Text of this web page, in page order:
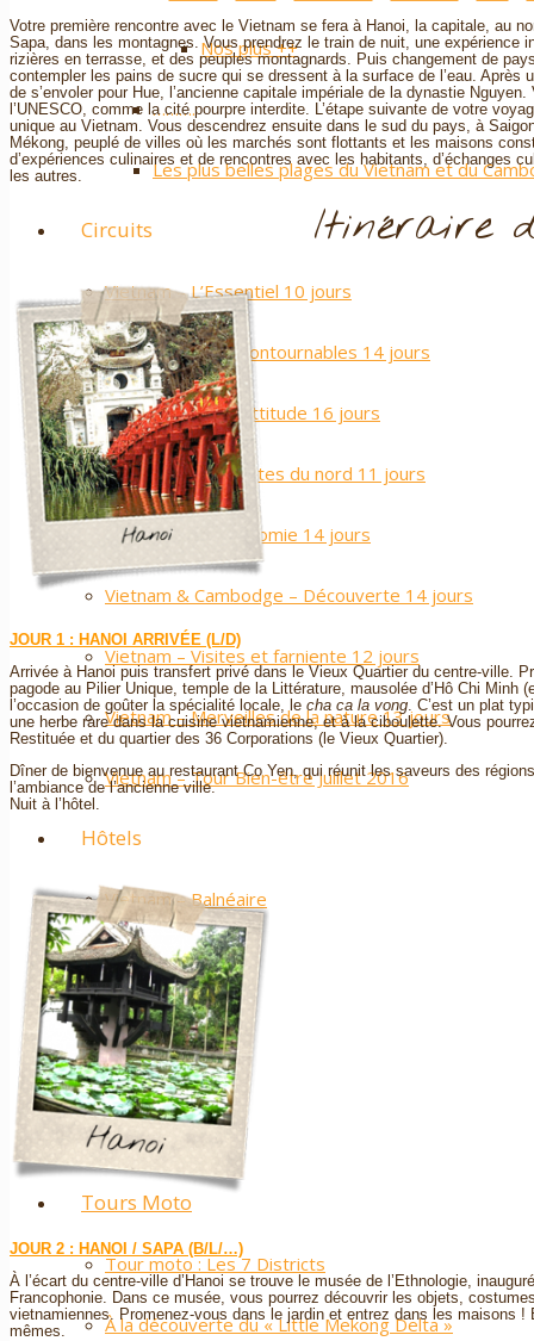
Nos plus ++
……….
Les plus belles plages du Vietnam et du
Circuits
Vietnam – L’Essentiel 10 jours
Vietnam – Les Incontournables 14 jours
Vietnam – Sport Attitude 16 jours
Vietnam – Les Routes du nord 11 jours
Vietnam – Gastronomie 14 jours
Vietnam & Cambodge – Découverte 14 jours
Vietnam – Visites et farniente 12 jours
Vietnam – Merveilles de la nature 13 jours
Vietnam – Tour Bien-être Juillet 2016
Hôtels
Vietnam – Balnéaire
Vietnam – Nature
Vietnam – Ville
Cambodge
Laos
Tours Moto
Tour moto : Les 7 Districts
À la découverte du « Little Mekong Delta »
Votre première rencontre avec le Vietnam se fera à Hanoi, la capitale, au
Sapa, dans les montagnes. Vous prendrez le train de nuit, une expérience
rizières en terrasse, et des peuples montagnards. Puis changement de
contempler les pains de sucre qui se dressent à la surface de l’eau.
de s’envoler pour Hue, l’ancienne capitale impériale de la dynastie
l’UNESCO, comme la cité pourpre interdite. L’étape suivante de votre
unique au Vietnam. Vous descendrez ensuite dans le sud du pays, à
Mékong, peuplé de villes où les marchés sont flottants et les maisons
d’expériences culinaires et de rencontres avec les habitants, d’échanges
les autres.
Itinéraire
JOUR 1 : HANOI ARRIVÉE (L/D)
Arrivée à Hanoi puis transfert privé dans le Vieux Quartier du centre-ville.
pagode au Pilier Unique, temple de la Littérature, mausolée d’Hô Chi Minh
l’occasion de goûter la spécialité locale, le cha ca la vong . C’est un plat
une herbe rare dans la cuisine vietnamienne, et à la ciboulette. Vous
Restituée et du quartier des 36 Corporations (le Vieux Quartier).
Dîner de bienvenue au restaurant Co Yen, qui réunit les saveurs des
l’ambiance de l’ancienne ville.
Nuit à l’hôtel.
JOUR 2 : HANOI / SAPA (B/L/…)
À l’écart du centre-ville d’Hanoi se trouve le musée de l’Ethnologie,
Francophonie. Dans ce musée, vous pourrez découvrir les objets,
vietnamiennes. Promenez-vous dans le jardin et entrez dans les maisons
mêmes.